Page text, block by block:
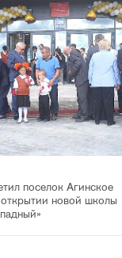
поселок Агинское
новой школы